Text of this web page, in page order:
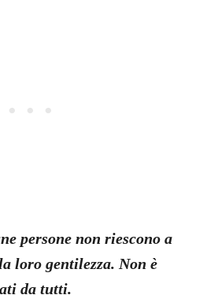
persone non riescono a
loro gentilezza. Non è
da tutti.